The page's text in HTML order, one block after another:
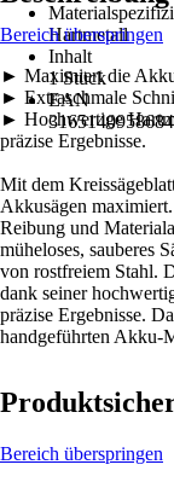
Hartmetall
Inhalt
1 Stück
EAN
3165140958684
Bereich überspringen
► Maximiert die
► Extraschmale
► Hochwertige
präzise Ergebnisse.
Mit dem
Akkusägen
Reibung und
müheloses, sauberes
von rostfreiem Stahl.
dank seiner
präzise Ergebnisse.
handgeführten Akku-
Bereich überspringen